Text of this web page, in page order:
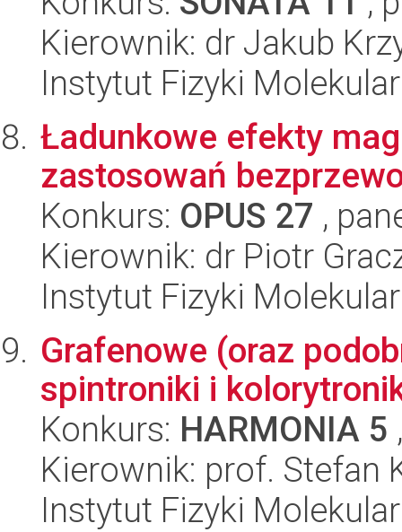
Kierownik: dr Jakub
Instytut Fizyki
Ładunkowe efekty
zastosowań
Konkurs: OPUS 27 ,
Kierownik: dr Piotr
Instytut Fizyki
Grafenowe (oraz
spintroniki i
Konkurs: HARMONIA 5
Kierownik: prof. Stefan
Instytut Fizyki